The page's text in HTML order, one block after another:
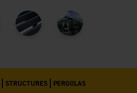
STRUCTURES PERGOLAS